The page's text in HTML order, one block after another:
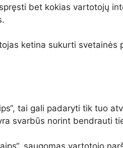
bet kokias vartotojų
ketina sukurti svetainės
tai gali padaryti tik tuo
svarbūs norint bendrauti